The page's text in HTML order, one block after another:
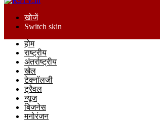
खोजें
Switch skin
होम
राष्ट्रीय
अंतर्राष्ट्रीय
खेल
टेक्नॉलजी
ट्रैवल
न्यूज
बिजनेस
मनोरंजन